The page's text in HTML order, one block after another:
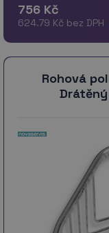
756 Kč
624.79 Kč bez DPH
Rohová